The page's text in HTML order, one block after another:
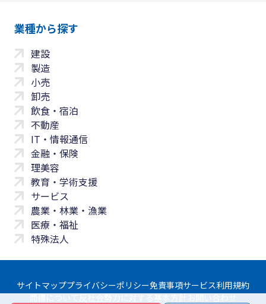
業種から探す
建設
製造
小売
卸売
飲食・宿泊
不動産
IT・情報通信
金融・保険
理美容
教育・学術支援
サービス
農業・林業・漁業
医療・福祉
特殊法人
サイトマッププライバシーポリシー免責事項サービス利用規約
商標について 反社会勢力に対する基本方針 お問い合わせ